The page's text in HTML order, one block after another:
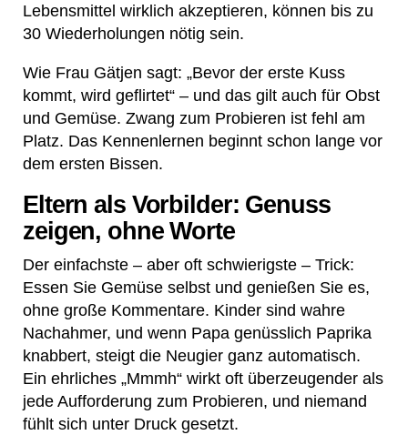
Lebensmittel wirklich akzeptieren, können bis zu
30 Wiederholungen nötig sein.
Wie Frau Gätjen sagt: „Bevor der erste Kuss
kommt, wird geflirtet“ – und das gilt auch für Obst
und Gemüse. Zwang zum Probieren ist fehl am
Platz. Das Kennenlernen beginnt schon lange vor
dem ersten Bissen.
Eltern als Vorbilder: Genuss
zeigen, ohne Worte
Der einfachste – aber oft schwierigste – Trick:
Essen Sie Gemüse selbst und genießen Sie es,
ohne große Kommentare. Kinder sind wahre
Nachahmer, und wenn Papa genüsslich Paprika
knabbert, steigt die Neugier ganz automatisch.
Ein ehrliches „Mmmh“ wirkt oft überzeugender als
jede Aufforderung zum Probieren, und niemand
fühlt sich unter Druck gesetzt.